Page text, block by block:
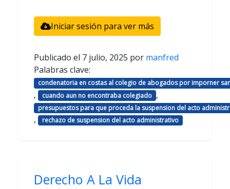
Iniciar sesión para ver más
Publicado el 7 julio, 2025 por manfred
Palabras clave:
condenatoria en costas al colegio de abogados por imporner
, cuando aun no encontraba colegiado ,
presupuestos para que proceda la suspension del acto
, rechazo de suspension del acto administrativo
Derecho A La Vida